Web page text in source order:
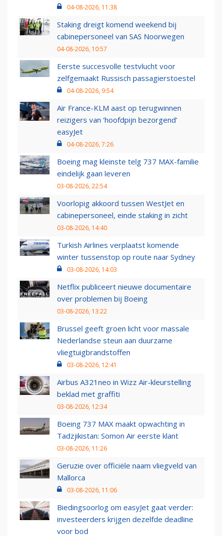
04-08-2026, 11:38
Staking dreigt komend weekend bij
cabinepersoneel van SAS Noorwegen
04-08-2026, 10:57
Eerste succesvolle testvlucht voor
zelfgemaakt Russisch passagierstoestel
04-08-2026, 9:54
Air France-KLM aast op terugwinnen
reizigers van ‘hoofdpijn bezorgend’
easyJet
04-08-2026, 7:26
Boeing mag kleinste telg 737 MAX-familie
eindelijk gaan leveren
03-08-2026, 22:54
Voorlopig akkoord tussen WestJet en
cabinepersoneel, einde staking in zicht
03-08-2026, 14:40
Turkish Airlines verplaatst komende
winter tussenstop op route naar Sydney
03-08-2026, 14:03
Netflix publiceert nieuwe documentaire
over problemen bij Boeing
03-08-2026, 13:22
Brussel geeft groen licht voor massale
Nederlandse steun aan duurzame
vliegtuigbrandstoffen
03-08-2026, 12:41
Airbus A321neo in Wizz Air-kleurstelling
beklad met graffiti
03-08-2026, 12:34
Boeing 737 MAX maakt opwachting in
Tadzjikistan: Somon Air eerste klant
03-08-2026, 11:26
Geruzie over officiële naam vliegveld van
Mallorca
03-08-2026, 11:06
Biedingsoorlog om easyJet gaat verder:
investeerders krijgen dezelfde deadline
voor bod